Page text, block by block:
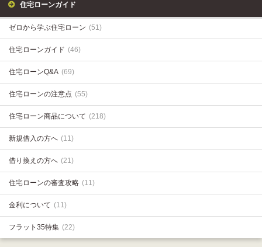
住宅ローンガイド
ゼロから学ぶ住宅ローン (51)
住宅ローンガイド (46)
住宅ローンQ&A (69)
住宅ローンの注意点 (55)
住宅ローン商品について (218)
新規借入の方へ (11)
借り換えの方へ (21)
住宅ローンの審査攻略 (11)
金利について (11)
フラット35特集 (22)